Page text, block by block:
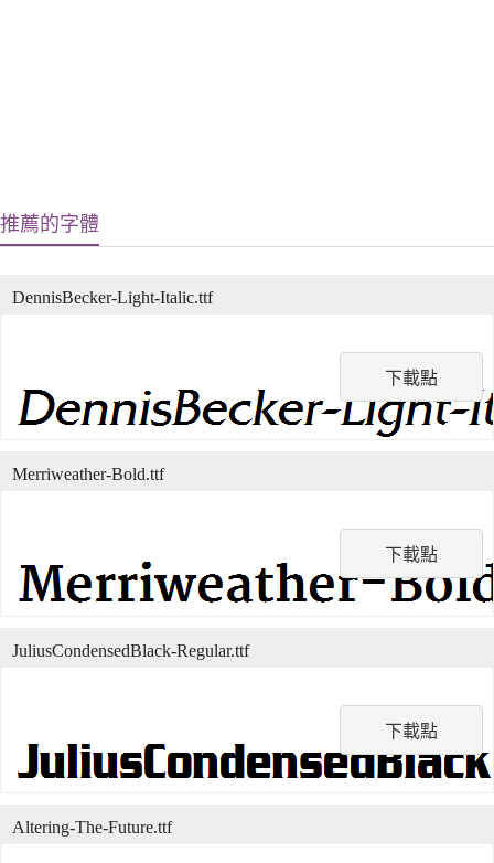
推薦的字體
下載點
DennisBecker-Light-Italic.ttf
下載點
Merriweather-Bold.ttf
下載點
JuliusCondensedBlack-Regular.ttf
Altering-The-Future.ttf